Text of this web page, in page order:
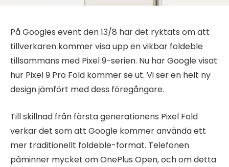
På Googles event den 13/8 har det ryktats om att
tillverkaren kommer visa upp en vikbar foldeble
tillsammans med Pixel 9-serien. Nu har Google visat
hur Pixel 9 Pro Fold kommer se ut. Vi ser en helt ny
design jämfört med dess föregångare.
Till skillnad från första generationens Pixel Fold
verkar det som att Google kommer använda ett
mer traditionellt foldeble-format. Telefonen
påminner mycket om OnePlus Open, och om detta